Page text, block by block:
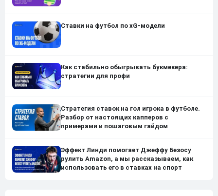
Ставки на футбол по xG-модели
Как стабильно обыгрывать букмекера:
стратегии для профи
Стратегия ставок на гол игрока в футболе.
Разбор от настоящих капперов с
примерами и пошаговым гайдом
Эффект Линди помогает Джеффу Безосу
рулить Amazon, а мы рассказываем, как
использовать его в ставках на спорт